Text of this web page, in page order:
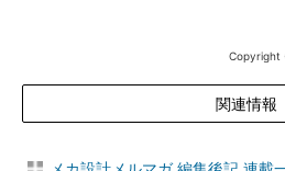
Copyright
関連情報